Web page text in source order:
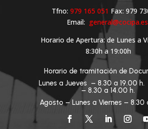
Tfno:979 165 051 Fax: 979
Email: general@cocipa.es
Horario de Apertura: de Lunes a
8:30h a 19:00h
Horario de tramitación de
Lunes a Jueves – 8.30 a 19.00
– 8.30 a 14.00 h.
Agosto – Lunes a Viernes – 8.30